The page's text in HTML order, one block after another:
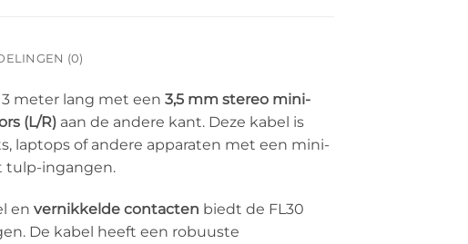
(0)
meter lang met een 3,5 mm stereo mini-
(L/R)aan de andere kant. Deze kabel is
laptops of andere apparaten met een mini-
tulp-ingangen.
en vernikkelde contacten biedt de FL30
De kabel heeft een robuuste